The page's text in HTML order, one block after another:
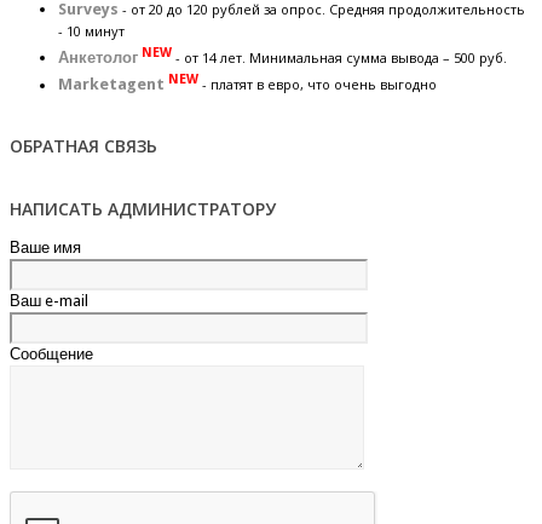
Surveys - от 20 до 120 рублей за опрос. Средняя продолжительность
- 10 минут
Анкетолог NEW - от 14 лет. Минимальная сумма вывода – 500 руб.
Marketagent NEW - платят в евро, что очень выгодно
ОБРАТНАЯ СВЯЗЬ
НАПИСАТЬ АДМИНИСТРАТОРУ
Ваше имя
Ваш e-mail
Сообщение